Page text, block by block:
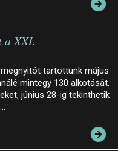
a XXI.
tartottunk május
mintegy 130 alkotását,
június 28-ig tekinthetik